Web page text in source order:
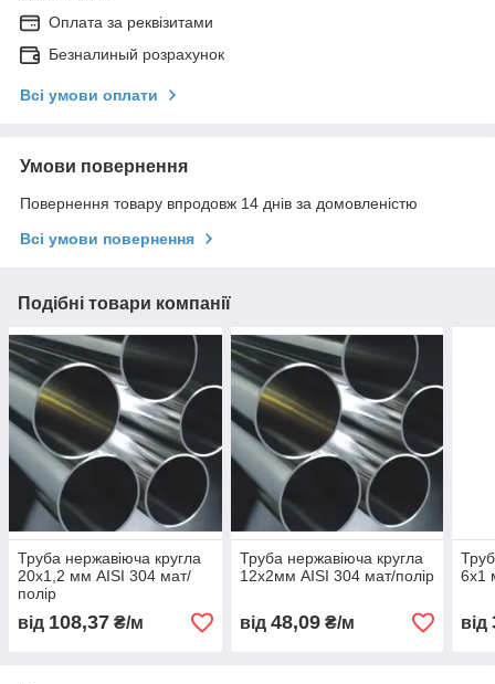
Оплата за реквізитами
Безналиный розрахунок
Всі умови оплати
Умови повернення
Повернення товару впродовж 14 днів за домовленістю
Всі умови повернення
Подібні товари компанії
Труба нержавіюча кругла
20х1,2 мм AISI 304 мат/
полір
від 108,37 ₴/м
Труба нержавіюча кругла
12х2мм AISI 304 мат/полір
від 48,09₴/м
6х1
від